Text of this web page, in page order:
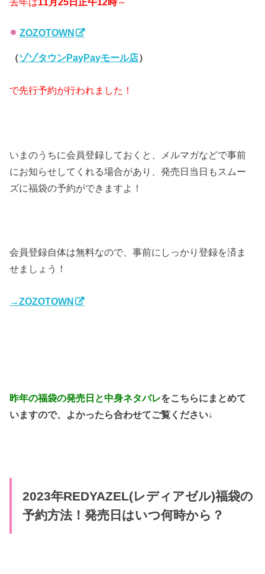
ZOZOTOWN
（ゾゾタウンPayPayモール店）
で先行予約が行われました！
いまのうちに会員登録しておくと、メルマガなどで事前
にお知らせしてくれる場合があり、発売日当日もスムー
ズに福袋の予約ができますよ！
会員登録自体は無料なので、事前にしっかり登録を済ま
せましょう！
→ZOZOTOWN
昨年の福袋の発売日と中身ネタバレをこちらにまとめて
いますので、よかったら合わせてご覧ください↓
2023年REDYAZEL(レディアゼル)福袋の
予約方法！発売日はいつ何時から？